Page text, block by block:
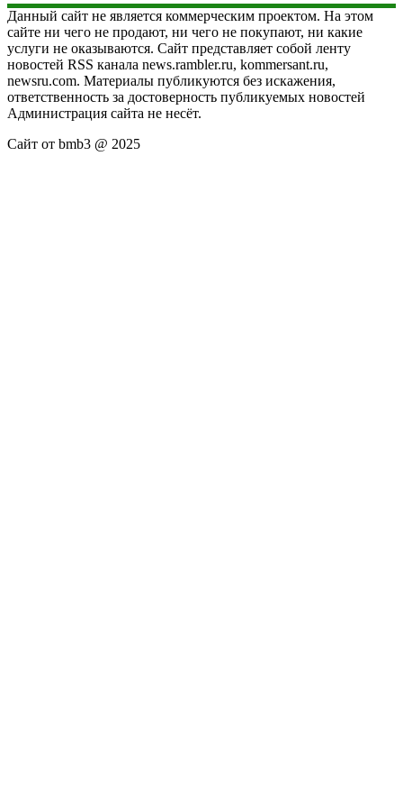
Данный сайт не является коммерческим проектом. На этом
сайте ни чего не продают, ни чего не покупают, ни какие
услуги не оказываются. Сайт представляет собой ленту
новостей RSS канала news.rambler.ru, kommersant.ru,
newsru.com. Материалы публикуются без искажения,
ответственность за достоверность публикуемых новостей
Администрация сайта не несёт.
Сайт от bmb3 @ 2025